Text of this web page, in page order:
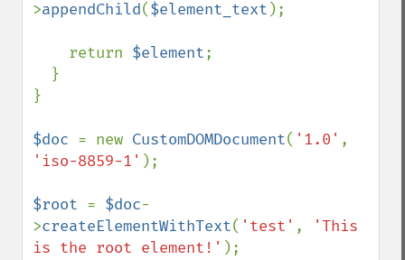
>appendChild($element_text );
    return
$element;
}
$doc = new CustomDOMDocument( '1.0'
'iso-8859-1' );
$root = $doc-
>createElementWithText( 'test' ,
'This
is the root element!'